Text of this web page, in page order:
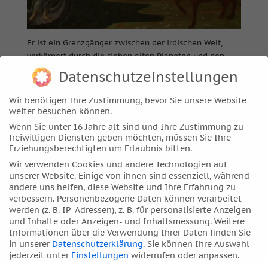
Er ist ein Grenzgänger zwischen der irdischen Welt,
verkörpert durch die sieben alten Planeten und den
unermesslichen Weiten des Weltalls mit den drei neuen
Planeten und den Himmelskörpern in und jenseits des
Kuipergürtels. Ein neuer Blick auf diesen faszinierenden
Zentauren und seine astrologische Deutung stehen im
Mittelpunkt dieser Abendveranstaltung.
Dienstag 12. September
2022, 19.00 – 21.00 Uhr
Preis: 15,- Euro
Die Anmeldung zu diesem Themenabend erfolgt über
dieAstrologische Arbeitsgemeinschaft Stuttgart . Sie
können über die folgende E-Mail-Adresse Kontakt
aufnehmen:astrologie.ag.stuttgart@t-online.de
Datenschutzeinstellungen
Wir benötigen Ihre Zustimmung, bevor Sie unsere Website
weiter besuchen können.
Wenn Sie unter 16 Jahre alt sind und Ihre Zustimmung zu
freiwilligen Diensten geben möchten, müssen Sie Ihre
Erziehungsberechtigten um Erlaubnis bitten.
Wir verwenden Cookies und andere Technologien auf
unserer Website. Einige von ihnen sind essenziell, während
andere uns helfen, diese Website und Ihre Erfahrung zu
verbessern. Personenbezogene Daten können verarbeitet
werden (z. B. IP-Adressen), z. B. für personalisierte Anzeigen
und Inhalte oder Anzeigen- und Inhaltsmessung. Weitere
Informationen über die Verwendung Ihrer Daten finden Sie
in unserer Datenschutzerklärung. Sie können Ihre Auswahl
jederzeit unter Einstellungen widerrufen oder anpassen.